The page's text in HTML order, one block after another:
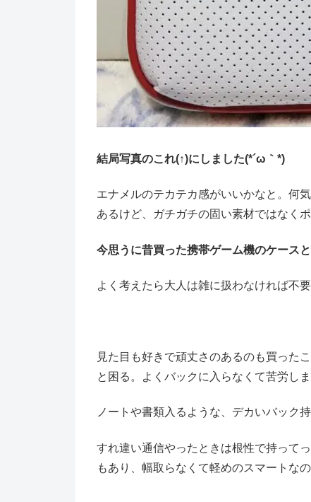
結局写真のこれ(↑)にしました(*´ω｀*)
エナメルのテカテカ感がいいかなと。何
あるけど、ガチガチの固い素材ではなくポ
今思うに昔買った携帯ゲーム機のケース
よく考えたら大人は雑に扱わなければ不
見た目も好きで頑丈さのあるのも買った
と困る。よくバックに入らなくて苦労し
ノートや書類入るような、デカいバック
すれ違い通信やったときは根性で持って
もあり、幅取らなくて軽めのスマートなの